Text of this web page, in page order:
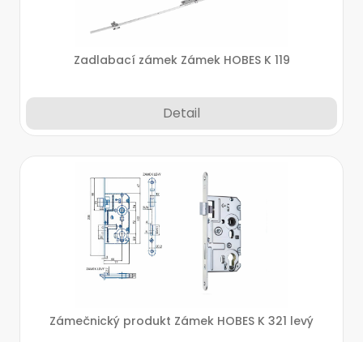
Zadlabací zámek Zámek HOBES K 119
Detail
Zámečnický produkt Zámek HOBES K 321 levý